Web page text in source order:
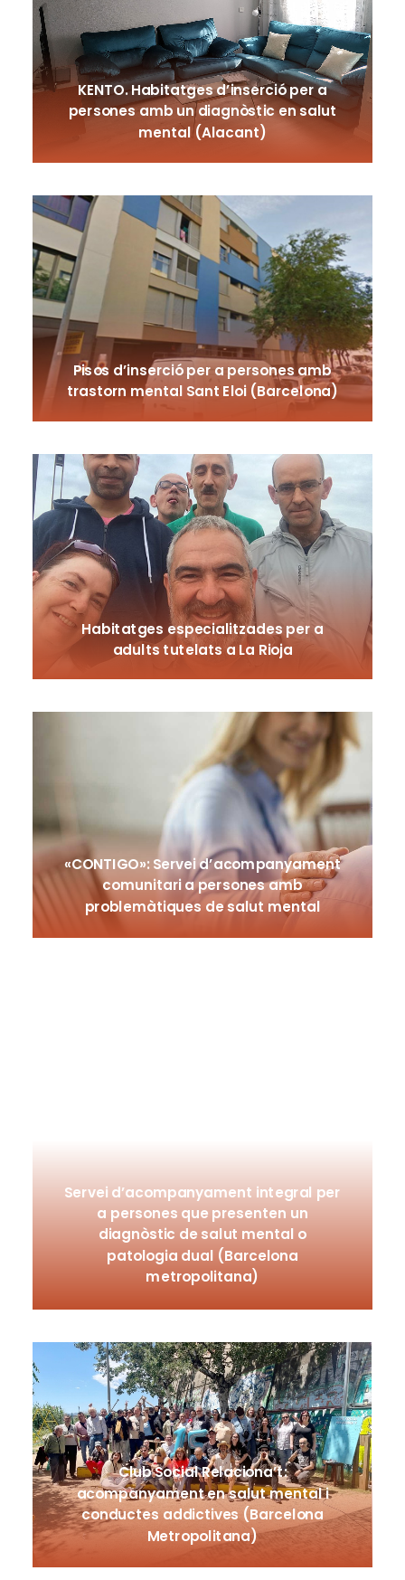
KENTO. Habitatges d’inserció per a
persones amb un diagnòstic en salut
mental (Alacant)
Pisos d’inserció per a persones amb
trastorn mental Sant Eloi (Barcelona)
Habitatges especialitzades per a
adults tutelats a La Rioja
«CONTIGO»: Servei d’acompanyament
comunitari a persones amb
problemàtiques de salut mental
Servei d’acompanyament integral per
a persones que presenten un
diagnòstic de salut mental o
patologia dual (Barcelona
metropolitana)
Club Social Relaciona’t:
acompanyament en salut mental i
conductes addictives (Barcelona
Metropolitana)